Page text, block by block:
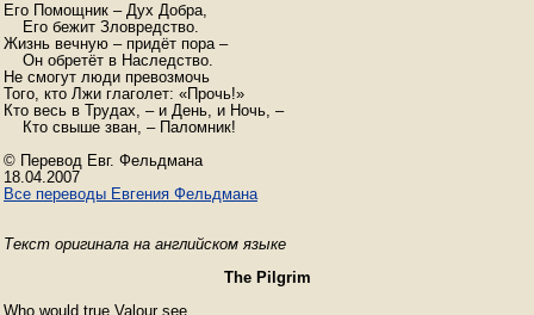
Его Помощник – Дух Добра,
    Его бежит Зловредство.
Жизнь вечную – придёт пора –
    Он обретёт в Наследство.
Не смогут люди превозмочь
Того, кто Лжи глаголет: «Прочь!»
Кто весь в Трудах, – и День, и Ночь, –
    Кто свыше зван, – Паломник!
© Перевод Евг. Фельдмана
Все переводы Евгения Фельдмана
Текст оригинала на английском языке
The Pilgrim
Who would true Valour see